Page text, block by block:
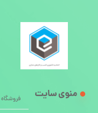
فروشگاه منوی سایت